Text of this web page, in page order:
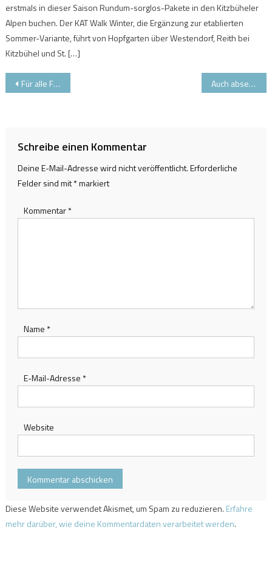
erstmals in dieser Saison Rundum-sorglos-Pakete in den Kitzbüheler
Alpen buchen. Der KAT Walk Winter, die Ergänzung zur etablierten
Sommer-Variante, führt von Hopfgarten über Westendorf, Reith bei
Kitzbühel und St. […]
Beitragsnavigation
Für alle Felle: „Schneewochen“ in den Ammergauer Alpen Auch abseits der Piste in Altenmarkt-Zauchensee
Schreibe einen Kommentar
Deine E-Mail-Adresse wird nicht veröffentlicht.Erforderliche
Felder sind mit*markiert
Kommentar*
Name *
E-Mail-Adresse *
Website
Diese Website verwendet Akismet, um Spam zu reduzieren. Erfahre
mehr darüber, wie deine Kommentardaten verarbeitet werden.